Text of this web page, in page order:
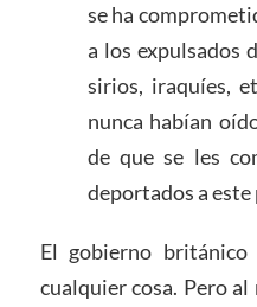
se ha
a los expulsados
sirios, iraquíes,
nunca habían
de que se les
deportados a este
El gobierno
cualquier cosa. Pero